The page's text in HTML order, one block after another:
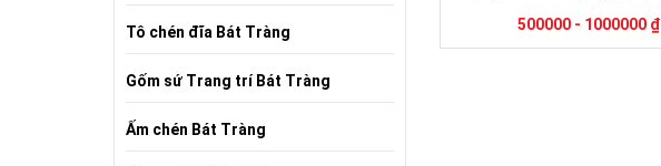
Niệm Ý Nghĩa
500000 - 1000000 ₫
Tô chén đĩa Bát Tràng
Gốm sứ Trang trí Bát Tràng
Ấm chén Bát Tràng